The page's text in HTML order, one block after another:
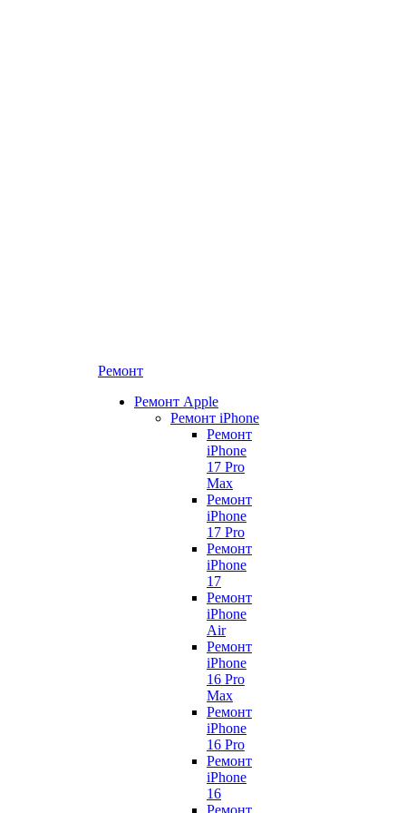
Ремонт
Ремонт Apple
Ремонт iPhone
Ремонт
iPhone
17 Pro
Max
Ремонт
iPhone
17 Pro
Ремонт
iPhone
17
Ремонт
iPhone
Air
Ремонт
iPhone
16 Pro
Max
Ремонт
iPhone
16 Pro
Ремонт
iPhone
16
Ремонт